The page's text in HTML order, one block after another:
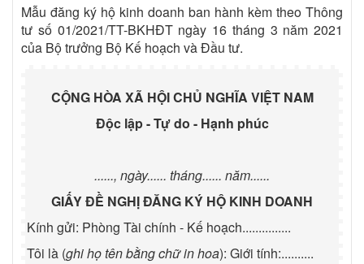
Mẫu đăng ký hộ kinh doanh ban hành kèm theo Thông
tư số 01/2021/TT-BKHĐT ngày 16 tháng 3 năm 2021
của Bộ trưởng Bộ Kế hoạch và Đầu tư.
CỘNG HÒA XÃ HỘI CHỦ NGHĨA VIỆT NAM
Độc lập - Tự do - Hạnh phúc
......, ngày...... tháng...... năm......
GIẤY ĐỀ NGHỊ ĐĂNG KÝ HỘ KINH DOANH
Kính gửi: Phòng Tài chính - Kế hoạch...............
Tôi là (ghi họ tên bằng chữ in hoa): Giới tính:..........